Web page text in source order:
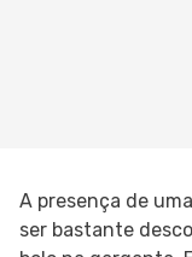
A presença de
ser bastante